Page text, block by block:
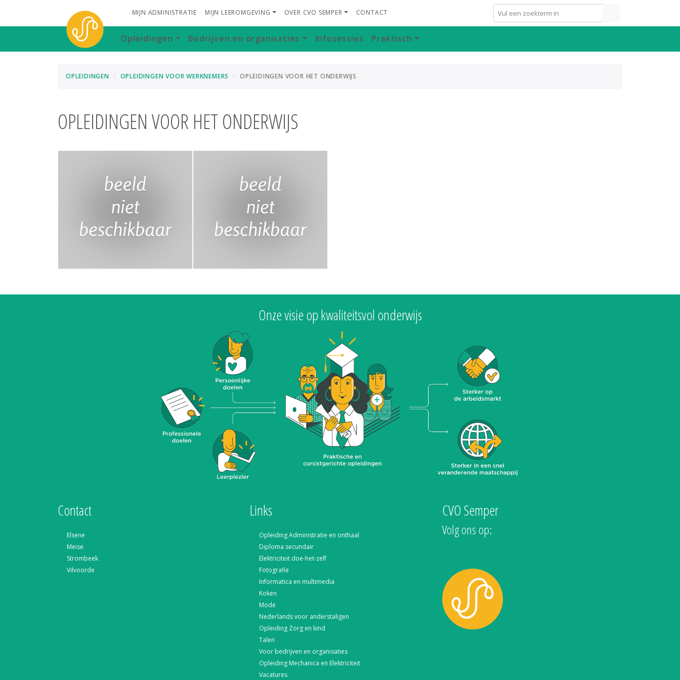
Opleidingen Bedrijven en organisaties Infosessies Praktisch
MIJN ADMINISTRATIE MIJN LEEROMGEVING OVER CVO SEMPER CONTACT
OPLEIDINGEN OPLEIDINGEN VOOR WERKNEMERS OPLEIDINGEN VOOR HET ONDERWIJS
OPLEIDINGEN VOOR HET ONDERWIJS
Onze visie op kwaliteitsvol onderwijs
Contact
Elsene
Meise
Strombeek
Vilvoorde
Links
Opleiding Administratie en onthaal
Diploma secundair
Elektriciteit doe-het-zelf
Fotografie
Informatica en multimedia
Koken
Mode
Nederlands voor anderstaligen
Opleiding Zorg en kind
Talen
Voor bedrijven en organisaties
Opleiding Mechanica en Elektriciteit
Vacatures
CVO Semper
Volg ons op: